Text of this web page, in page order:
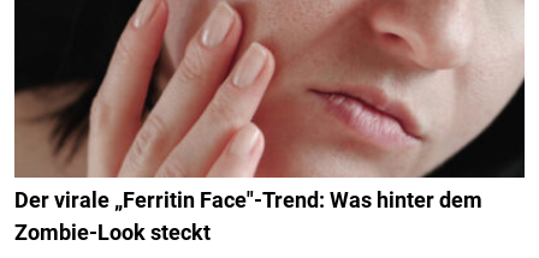
Der virale „Ferritin Face"-Trend: Was hinter dem
Zombie-Look steckt